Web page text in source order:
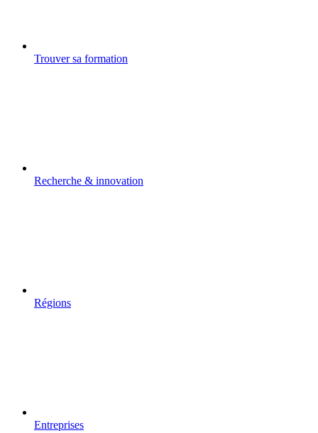
Trouver sa formation
Recherche & innovation
Régions
Entreprises